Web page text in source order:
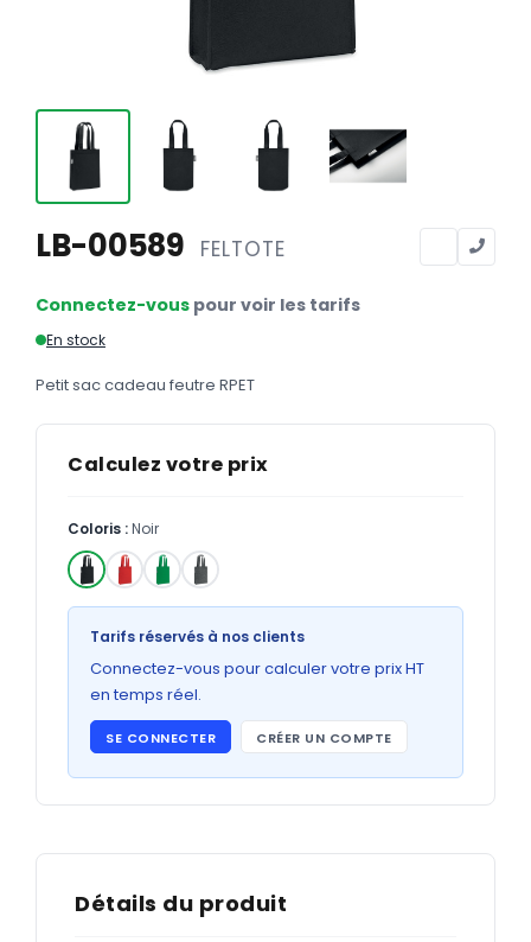
Calendriers bancaires
Tête de lettre
Enveloppes
Sous-mains
Chemises
Bons de commande
GRAND FORMAT
Abribus
Plans
Bâche
ADHÉSIFS
LB-00589 FELTOTE
Connectez-vous pour voir les tarifs
En stock
Petit sac cadeau feutre RPET
Calculez votre prix
Coloris :Noir
Tarifs réservés à nos clients
Connectez-vous pour calculer votre prix HT
en temps réel.
SE CONNECTER CRÉER UN COMPTE
Détails du produit